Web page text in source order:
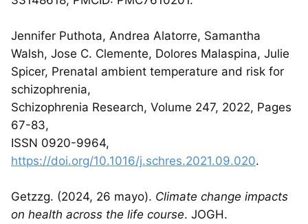
Jennifer Puthota, Andrea Alatorre, Samantha
Walsh, Jose C. Clemente, Dolores Malaspina, Julie
Spicer, Prenatal ambient temperature and risk for
schizophrenia,
Schizophrenia Research, Volume 247, 2022, Pages
67-83,
ISSN 0920-9964,
https://doi.org/10.1016/j.schres.2021.09.020.
Getzzg. (2024, 26 mayo). Climate change impacts
on health across the life course. JOGH.